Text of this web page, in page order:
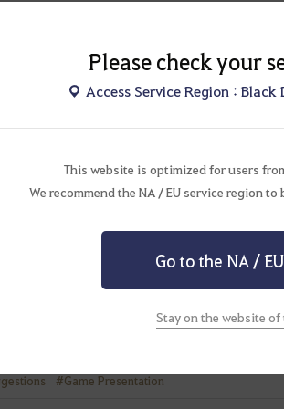
Destek Önerisi
#Game Presentation
Please check your
Access Service Region :
This website is optimized for users
We recommend the NA / EU service region
Go to the NA /
Stay on the website